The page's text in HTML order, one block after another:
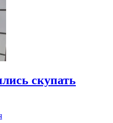
скупать